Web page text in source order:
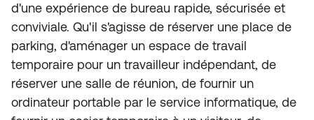
d'une expérience de bureau rapide, sécurisée et
conviviale. Qu'il s'agisse de réserver une place de
parking, d'aménager un espace de travail
temporaire pour un travailleur indépendant, de
réserver une salle de réunion, de fournir un
ordinateur portable par le service informatique, de